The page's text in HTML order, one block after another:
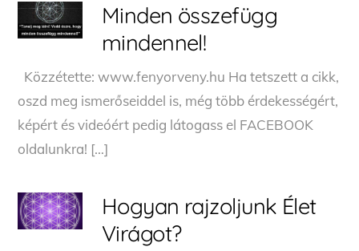
Minden összefügg
mindennel!
Közzétette: www.fenyorveny.hu Ha tetszett a cikk,
oszd meg ismerőseiddel is, még több érdekességért,
képért és videóért pedig látogass el FACEBOOK
oldalunkra! […]
Hogyan rajzoljunk Élet
Virágot?